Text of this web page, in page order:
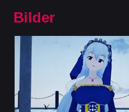
Bilder